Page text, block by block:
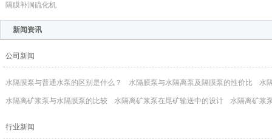
隔膜补洞硫化机
新闻资讯
公司新闻
水隔膜泵与普通水泵的区别是什么？ 水隔膜泵与水隔离泵及隔膜泵的性价比 水
水隔离矿浆泵与水隔膜泵的比较 水隔离矿浆泵在尾矿输送中的设计 水隔离矿浆
行业新闻